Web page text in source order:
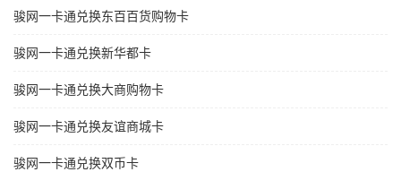
骏网一卡通兑换东百百货购物卡
骏网一卡通兑换新华都卡
骏网一卡通兑换大商购物卡
骏网一卡通兑换友谊商城卡
骏网一卡通兑换双币卡